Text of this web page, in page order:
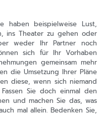
haben beispielweise Lust,
ins Theater zu gehen oder
weder Ihr Partner noch
sich für Ihr Vorhaben
gemeinsam mehr
die Umsetzung Ihrer Pläne
diese, wenn sich niemand
Sie doch einmal den
und machen Sie das, was
mal allein. Bedenken Sie,